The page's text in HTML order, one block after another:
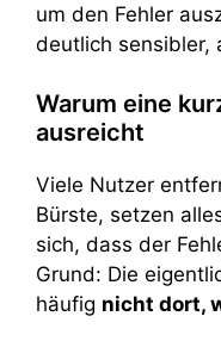
um den Fehler
deutlich sensibler,
Warum eine
ausreicht
Viele Nutzer
Bürste, setzen
sich, dass der
Grund: Die
häufig nicht dort,